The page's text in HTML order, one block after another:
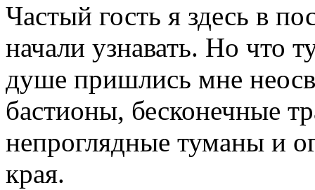
Частый гость я здесь в
начали узнавать. Но что
душе пришлись мне
бастионы, бесконечные
непроглядные туманы и
края.